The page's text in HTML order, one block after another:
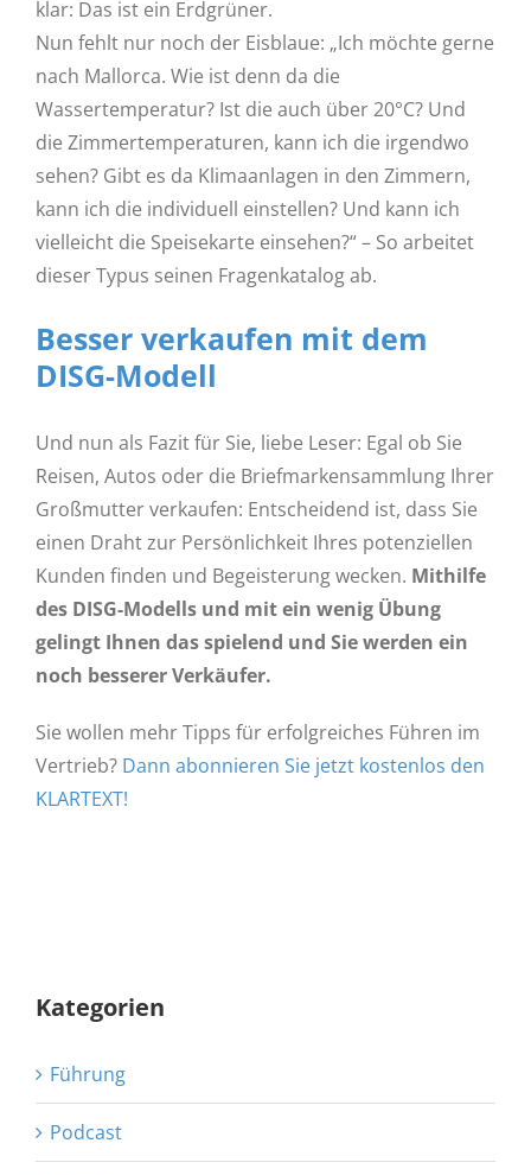
klar: Das ist ein Erdgrüner.
Nun fehlt nur noch der Eisblaue: „Ich möchte gerne
nach Mallorca. Wie ist denn da die
Wassertemperatur? Ist die auch über 20°C? Und
die Zimmertemperaturen, kann ich die irgendwo
sehen? Gibt es da Klimaanlagen in den Zimmern,
kann ich die individuell einstellen? Und kann ich
vielleicht die Speisekarte einsehen?“ – So arbeitet
dieser Typus seinen Fragenkatalog ab.
Besser verkaufen mit dem
DISG-Modell
Und nun als Fazit für Sie, liebe Leser: Egal ob Sie
Reisen, Autos oder die Briefmarkensammlung Ihrer
Großmutter verkaufen: Entscheidend ist, dass Sie
einen Draht zur Persönlichkeit Ihres potenziellen
Kunden finden und Begeisterung wecken. Mithilfe
des DISG-Modells und mit ein wenig Übung
gelingt Ihnen das spielend und Sie werden ein
noch besserer Verkäufer.
Sie wollen mehr Tipps für erfolgreiches Führen im
Vertrieb? Dann abonnieren Sie jetzt kostenlos den
KLARTEXT!
Kategorien
Führung
Podcast